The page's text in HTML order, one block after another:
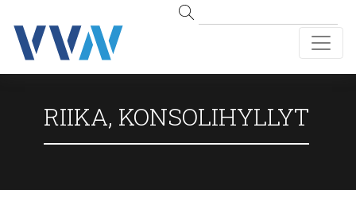
RIIKA, KONSOLIHYLLYT